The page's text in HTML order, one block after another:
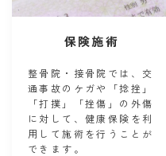
保険施術
整骨院・接骨院では、交
通事故のケガや「捻挫」
「打撲」「挫傷」の外傷
に対して、健康保険を利
用して施術を行うことが
できます。